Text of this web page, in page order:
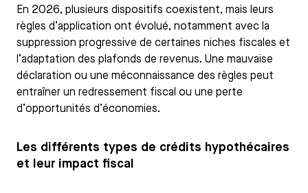
En 2026, plusieurs dispositifs coexistent, mais leurs
règles d’application ont évolué, notamment avec la
suppression progressive de certaines niches fiscales et
l’adaptation des plafonds de revenus. Une mauvaise
déclaration ou une méconnaissance des règles peut
entraîner un redressement fiscal ou une perte
d’opportunités d’économies.
Les différents types de crédits hypothécaires
et leur impact fiscal